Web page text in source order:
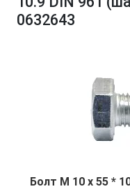
0632643
Болт М 10 х 55 *